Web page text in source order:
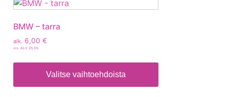
BMW – tarra
alk. 6,00 €
sis. ALV 25,5%
Valitse vaihtoehdoista